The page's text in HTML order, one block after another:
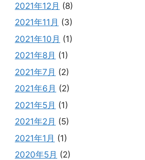
2021年12月 (8)
2021年11月 (3)
2021年10月 (1)
2021年8月 (1)
2021年7月 (2)
2021年6月 (2)
2021年5月 (1)
2021年2月 (5)
2021年1月 (1)
2020年5月 (2)